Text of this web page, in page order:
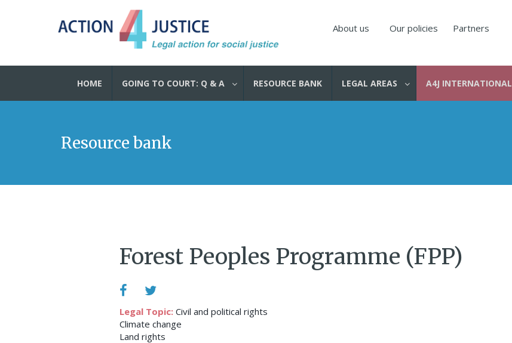
About us Our policies Partners
HOME GOING TO COURT: Q & A RESOURCE BANK LEGAL AREAS A4J INTERNATIONAL
Resource bank
Forest Peoples Programme (FPP)
Legal Topic: Civil and political rights
Climate change
Land rights